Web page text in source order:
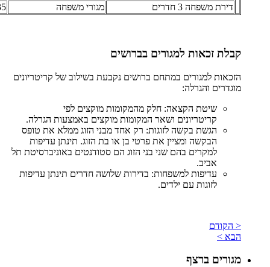
דירת משפחה 3 חדרים
מגורי משפחה ₪
קבלת זכאות למגורים בברושים
הזכאות למגורים במתחם ברושים נקבעת בשילוב של קריטריונים
מוגדרים והגרלה:
שיטת הקצאה: חלק מהמקומות מוקצים לפי
קריטריונים ושאר המקומות מוקצים באמצעות הגרלה.
הגשת בקשה לזוגות: רק אחד מבני הזוג ממלא את טופס
הבקשה ומציין את פרטי בן או בת הזוג. תינתן עדיפות
למקרים בהם שני בני הזוג הם סטודנטים באוניברסיטת תל
אביב.
עדיפות למשפחות: בדירות שלושה חדרים תינתן עדיפות
לזוגות עם ילדים.
< הקודם
הבא >
מגורים ברצף